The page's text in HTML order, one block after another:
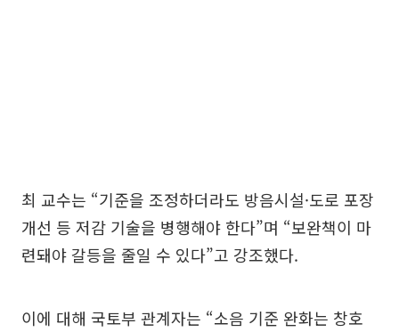
최 교수는 “기준을 조정하더라도 방음시설·도로 포장
개선 등 저감 기술을 병행해야 한다”며 “보완책이 마
련돼야 갈등을 줄일 수 있다”고 강조했다.
이에 대해 국토부 관계자는 “소음 기준 완화는 창호